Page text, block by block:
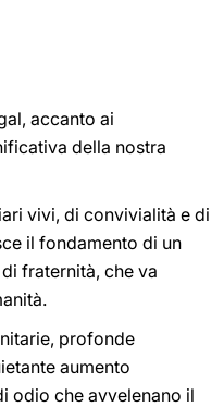
accanto ai
della nostra
vivi, di convivialità e di
il fondamento di un
fraternità, che va
profonde
aumento
odio che avvelenano il